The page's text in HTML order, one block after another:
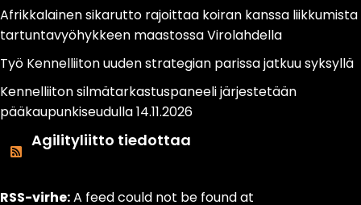
Afrikkalainen sikarutto rajoittaa koiran kanssa liikkumista
tartuntavyöhykkeen maastossa Virolahdella
Työ Kennelliiton uuden strategian parissa jatkuu syksyllä
Kennelliiton silmätarkastuspaneeli järjestetään
pääkaupunkiseudulla 14.11.2026
Agilityliitto tiedottaa
RSS-virhe:A feed could not be found at